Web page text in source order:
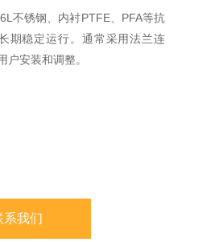
不锈钢、内衬PTFE、PFA等抗
期稳定运行。通常采用法兰连
安装和调整。
系我们